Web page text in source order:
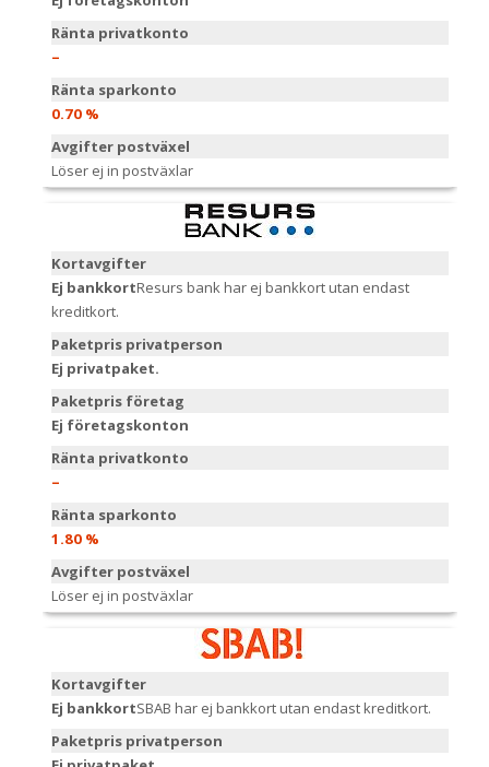
Ränta privatkonto
–
Ränta sparkonto
0.70 %
Avgifter postväxel
Löser ej in postväxlar
Kortavgifter
Ej bankkortResurs bank har ej bankkort utan endast
kreditkort.
Paketpris privatperson
Ej privatpaket.
Paketpris företag
Ej företagskonton
Ränta privatkonto
–
Ränta sparkonto
1.80 %
Avgifter postväxel
Löser ej in postväxlar
Kortavgifter
Ej bankkortSBAB har ej bankkort utan endast kreditkort.
Paketpris privatperson